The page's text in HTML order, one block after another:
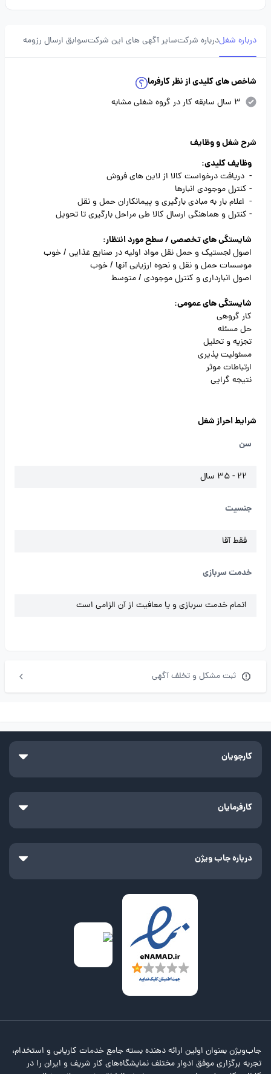
درباره شغلدرباره شرکتسایر آگهی های این شرکتسوابق ارسال رزومه
شاخص های کلیدی از نظر کارفرما
3 سال سابقه کار در گروه شغلی مشابه
شرح شغل و وظایف
وظایف کلیدی:
- دریافت درخواست کالا از لاین های فروش
- کنترل موجودی انبارها
- اعلام بار به مبادی بارگیری و پیمانکاران حمل و نقل
- کنترل و هماهنگی ارسال کالا طی مراحل بارگیری تا تحویل
شایستگی های تخصصی / سطح مورد انتظار:
اصول لجستیک و حمل نقل مواد اولیه در صنایع غذایی / خوب
موسسات حمل و نقل و نحوه ارزیابی آنها / خوب
اصول انبارداری و کنترل موجودی / متوسط
شایستگی های عمومی:
کار گروهی
حل مسئله
تجزیه و تحلیل
مسئولیت پذیری
ارتباطات موثر
نتیجه گرایی
شرایط احراز شغل
سن
22 - 35 سال
جنسیت
فقط آقا
خدمت سربازی
اتمام خدمت سربازی و یا معافیت از آن الزامی است
ثبت مشکل و تخلف آگهی
کارجویان
کارفرمایان
درباره جاب ویژن
جاب‌ویژن بعنوان اولین ارائه دهنده بسته جامع خدمات کاریابی و استخدام،
تجربه برگزاری موفق ادوار مختلف نمایشگاه‌های کار شریف و ایران را در